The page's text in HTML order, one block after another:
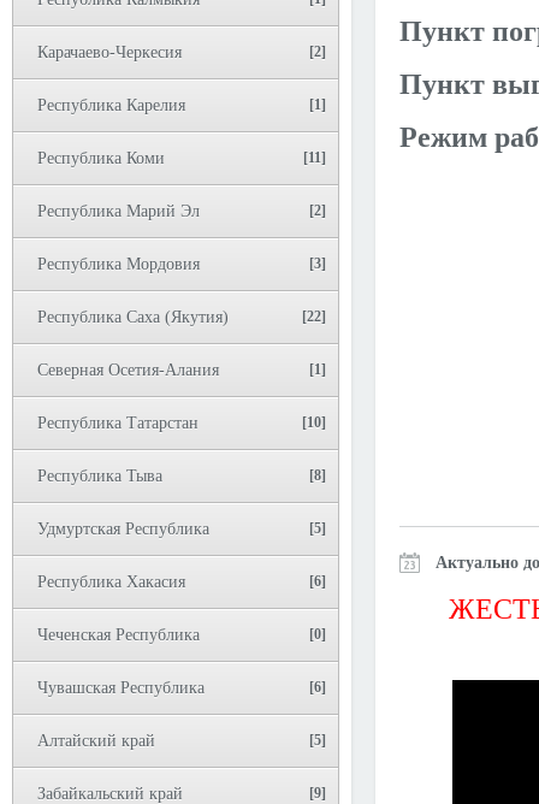
Карачаево-Черкесия [2]
Республика Карелия [1]
Республика Коми [11]
Республика Марий Эл [2]
Республика Мордовия [3]
Республика Саха (Якутия) [22]
Северная Осетия-Алания [1]
Республика Татарстан [10]
Республика Тыва [8]
Удмуртская Республика [5]
Республика Хакасия [6]
Чеченская Республика [0]
Чувашская Республика [6]
Алтайский край [5]
Забайкальский край [9]
Пункт
Пункт
Режим
Актуально